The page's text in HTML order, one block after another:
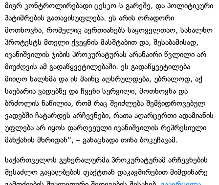
მიერ კონტროლირებადი ცესკო-ს გარეშე, და პოლიტიკური
პატიმრების გათავისუფლება. ეს არის ორადორი
მოთხოვნა, რომელიც აერთიანებს საყოველთაო, სახალხო
პროტესტს მთელი ქვეყნის მასშტაბით და, შესაბამისად,
ივანიშვილის ჯიბის პროკურატურას არანაირი წვლილი არ
მიუძღვის ამ გადაწყვეტილებაში. ეს გადაწყვეტილება
მიიღო ხალხმა და ის მაინც აღსრულდება, უბრალოდ, აქ
საუბარია ვადებზე და ჩვენი სურვილი, მოთხოვნა და
ბრძოლის ნაწილია, რომ რაც შეიძლება შემჭიდროვებულ
ვადებში ჩატარდეს არჩევნები, რათა აღარცერთი ადამიანის
უფლება არ იყოს დარღვეული ივანიშვილის რეპრესიული
მანქანის მხრიდან“, – განაცხადა თინა ბოკუჩავამ.
საქართველოს გენერალურმა პროკურატურამ არჩევნების
შესაძლო გაყალბების ფაქტთან დაკავშირებით მიმდინარე